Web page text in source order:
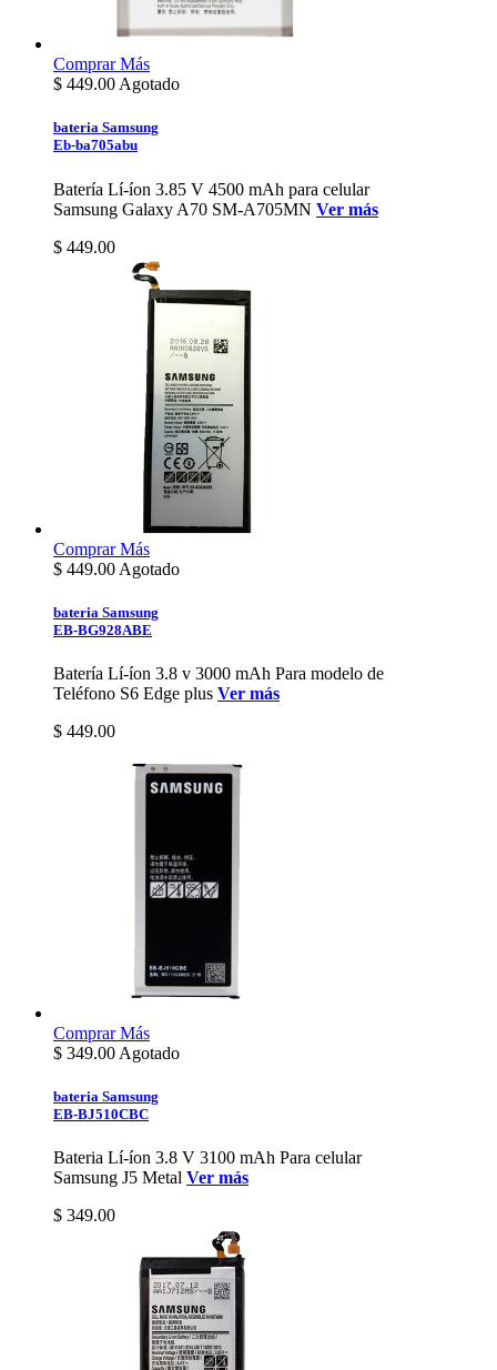
ComprarMás
$ 449.00 Agotado
bateria Samsung
Eb-ba705abu
Batería Lí-íon 3.85 V 4500 mAh para celular
Samsung Galaxy A70 SM-A705MN Ver más
$ 449.00
ComprarMás
$ 449.00 Agotado
bateria Samsung
EB-BG928ABE
Batería Lí-íon 3.8 v 3000 mAh Para modelo de
Teléfono S6 Edge plus Ver más
$ 449.00
ComprarMás
$ 349.00 Agotado
bateria Samsung
EB-BJ510CBC
Bateria Lí-íon 3.8 V 3100 mAh Para celular
Samsung J5 Metal Ver más
$ 349.00